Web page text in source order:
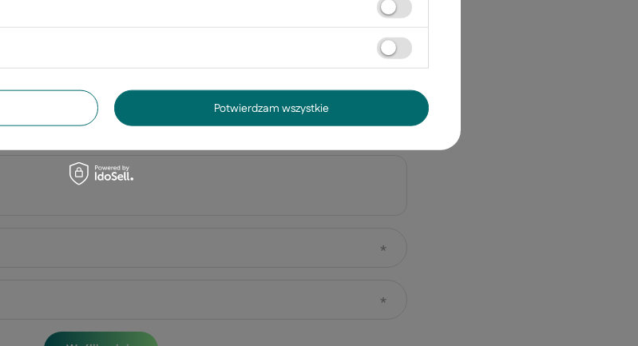
Potwierdzam wszystkie